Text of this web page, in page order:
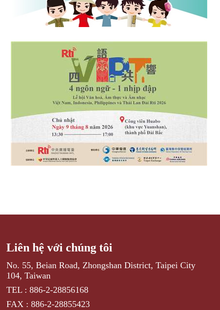
Liên hệ với chúng tôi
No. 55, Beian Road, Zhongshan District, Taipei City
104, Taiwan
TEL : 886-2-28856168
FAX : 886-2-28855423